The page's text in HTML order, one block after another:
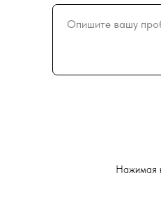
Нажимая